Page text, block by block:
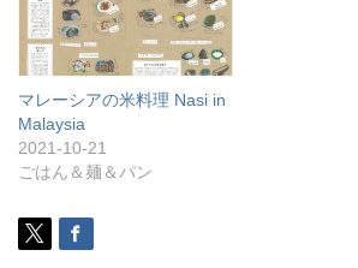
マレーシアの米料理 Nasi in
Malaysia
2021-10-21
ごはん＆麺＆パン